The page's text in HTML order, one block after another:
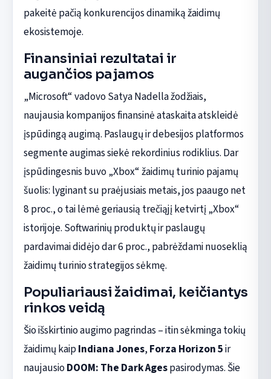
pakeitė pačią konkurencijos dinamiką žaidimų
ekosistemoje.
Finansiniai rezultatai ir
augančios pajamos
„Microsoft“ vadovo Satya Nadella žodžiais,
naujausia kompanijos finansinė ataskaita atskleidė
įspūdingą augimą. Paslaugų ir debesijos platformos
segmente augimas siekė rekordinius rodiklius. Dar
įspūdingesnis buvo „Xbox“ žaidimų turinio pajamų
šuolis: lyginant su praėjusiais metais, jos paaugo net
8 proc., o tai lėmė geriausią trečiąjį ketvirtį „Xbox“
istorijoje. Softwarinių produktų ir paslaugų
pardavimai didėjo dar 6 proc., pabrėždami nuoseklią
žaidimų turinio strategijos sėkmę.
Populiariausi žaidimai, keičiantys
rinkos veidą
Šio išskirtinio augimo pagrindas – itin sėkminga tokių
žaidimų kaipIndiana Jones,Forza Horizon 5ir
naujausioDOOM: The Dark Agespasirodymas. Šie